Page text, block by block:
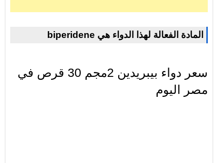
biperidene المادة الفعالة لهذا الدواء هي
سعر دواء بيبريدين 2مجم 30 قرص في
مصر اليوم